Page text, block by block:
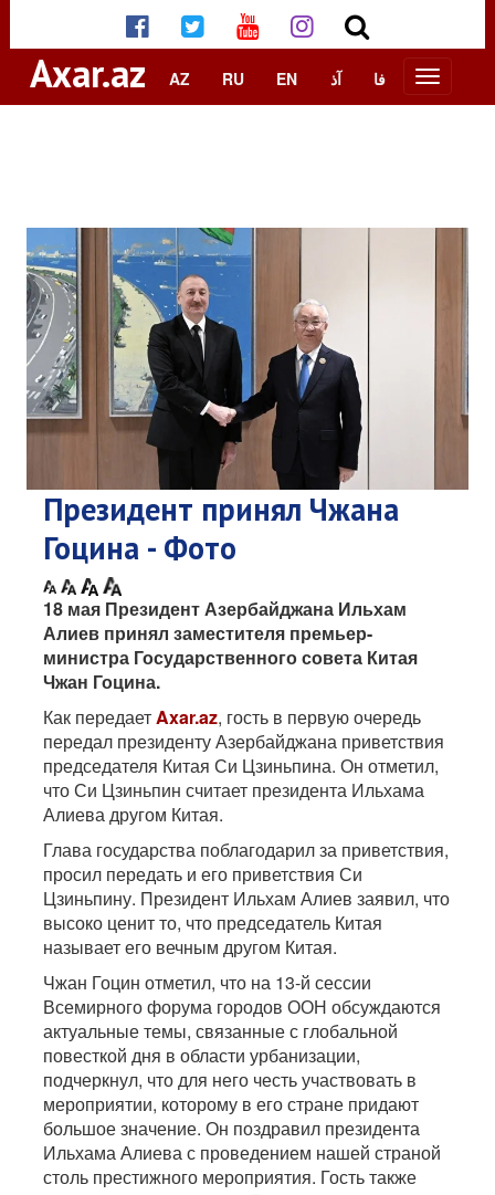
Axar.az AZ RU EN آذ فا
Президент принял Чжана
Гоцина - Фото
18 мая Президент Азербайджана Ильхам
Алиев принял заместителя премьер-
министра Государственного совета Китая
Чжан Гоцина.
Как передаетAxar.az, гость в первую очередь
передал президенту Азербайджана приветствия
председателя Китая Си Цзиньпина. Он отметил,
что Си Цзиньпин считает президента Ильхама
Алиева другом Китая.
Глава государства поблагодарил за приветствия,
просил передать и его приветствия Си
Цзиньпину. Президент Ильхам Алиев заявил, что
высоко ценит то, что председатель Китая
называет его вечным другом Китая.
Чжан Гоцин отметил, что на 13-й сессии
Всемирного форума городов ООН обсуждаются
актуальные темы, связанные с глобальной
повесткой дня в области урбанизации,
подчеркнул, что для него честь участвовать в
мероприятии, которому в его стране придают
большое значение. Он поздравил президента
Ильхама Алиева с проведением нашей страной
столь престижного мероприятия. Гость также